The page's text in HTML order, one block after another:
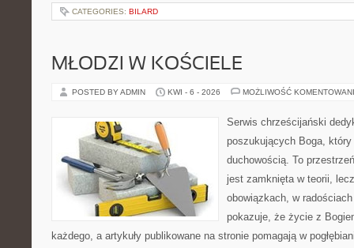
CATEGORIES: BILARD
MŁODZI W KOŚCIELE
POSTED BY ADMIN KWI - 6 - 2026 MOŻLIWOŚĆ
Serwis chrześcijański
poszukujących Boga,
duchowością. To
jest zamknięta w teorii,
obowiązkach, w
pokazuje, że życie z
każdego, a artykuły publikowane na stronie pomagają w